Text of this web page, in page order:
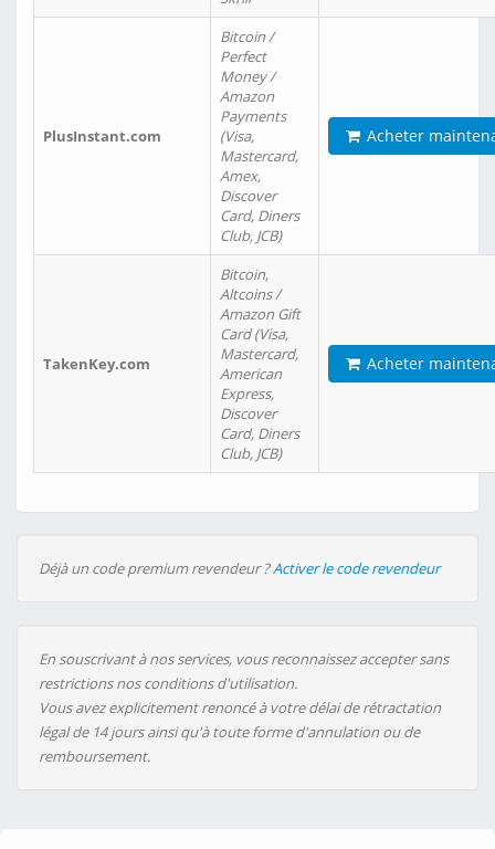
PlusInstant.com
Bitcoin /
Perfect
Money /
Amazon
Payments
(Visa,
Mastercard,
Amex,
Discover
Card, Diners
Club, JCB)
Acheter
TakenKey.com
Bitcoin,
Altcoins /
Amazon Gift
Card (Visa,
Mastercard,
American
Express,
Discover
Card, Diners
Club, JCB)
Acheter
Déjà un code premium revendeur ?Activer le code revendeur
En souscrivant à nos services, vous reconnaissez accepter sans
restrictions nos conditions d'utilisation.
Vous avez explicitement renoncé à votre délai de rétractation
légal de 14 jours ainsi qu'à toute forme d'annulation ou de
remboursement.